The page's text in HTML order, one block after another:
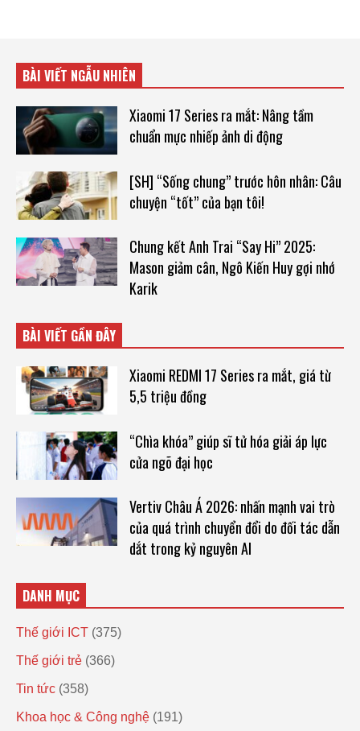
BÀI VIẾT NGẪU NHIÊN
Xiaomi 17 Series ra mắt: Nâng tầm
chuẩn mực nhiếp ảnh di động
[SH] “Sống chung” trước hôn nhân: Câu
chuyện “tốt” của bạn tôi!
Chung kết Anh Trai “Say Hi” 2025:
Mason giảm cân, Ngô Kiến Huy gợi nhớ
Karik
BÀI VIẾT GẦN ĐÂY
Xiaomi REDMI 17 Series ra mắt, giá từ
5,5 triệu đồng
“Chìa khóa” giúp sĩ tử hóa giải áp lực
cửa ngõ đại học
Vertiv Châu Á 2026: nhấn mạnh vai trò
của quá trình chuyển đổi do đối tác dẫn
dắt trong kỷ nguyên AI
DANH MỤC
Thế giới ICT (375)
Thế giới trẻ (366)
Tin tức (358)
Khoa học & Công nghệ (191)